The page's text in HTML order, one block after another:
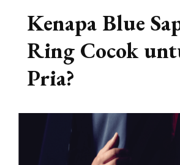
Kenapa Blue
Ring Cocok
Pria?